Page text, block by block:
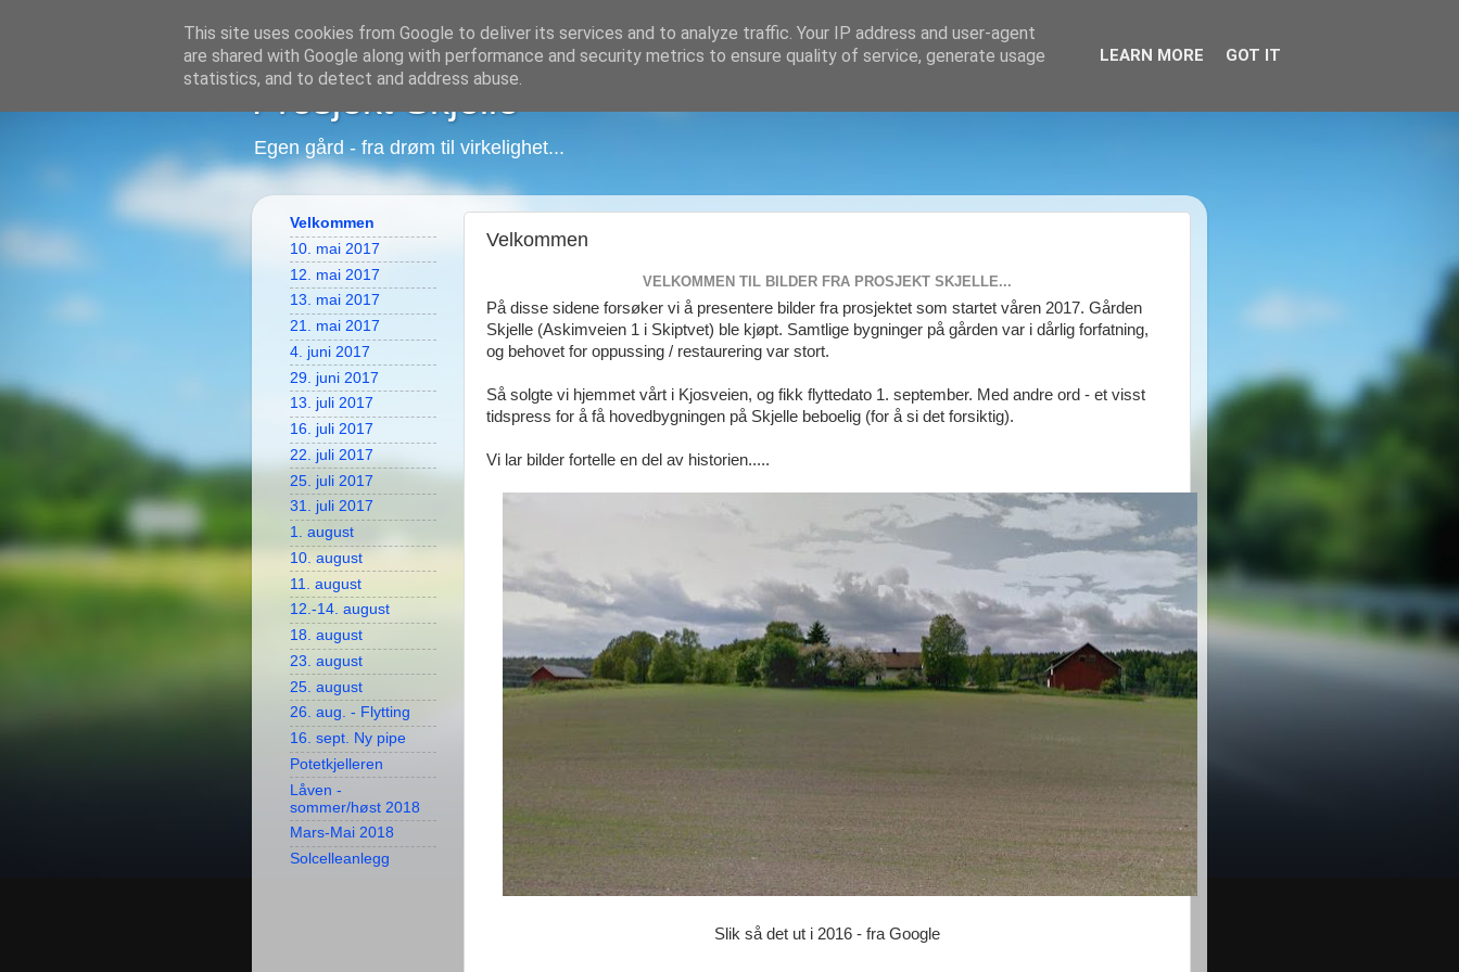
Prosjekt Skjelle
Egen gård - fra drøm til virkelighet...
Velkommen
VELKOMMEN TIL BILDER FRA PROSJEKT SKJELLE...
På disse sidene forsøker vi å presentere bilder fra prosjektet som startet våren 2017. Gården
Skjelle (Askimveien 1 i Skiptvet) ble kjøpt. Samtlige bygninger på gården var i dårlig forfatning,
og behovet for oppussing / restaurering var stort.
Så solgte vi hjemmet vårt i Kjosveien, og fikk flyttedato 1. september. Med andre ord - et visst
tidspress for å få hovedbygningen på Skjelle beboelig (for å si det forsiktig).
Vi lar bilder fortelle en del av historien.....
Slik så det ut i 2016 - fra Google
Velkommen
10. mai 2017
12. mai 2017
13. mai 2017
21. mai 2017
4. juni 2017
29. juni 2017
13. juli 2017
16. juli 2017
22. juli 2017
25. juli 2017
31. juli 2017
1. august
10. august
11. august
12.-14. august
18. august
23. august
25. august
26. aug. - Flytting
16. sept. Ny pipe
Potetkjelleren
Låven -
sommer/høst 2018
Mars-Mai 2018
Solcelleanlegg
This site uses cookies from Google to deliver its services and to analyze traffic. Your IP address and user-agent
are shared with Google along with performance and security metrics to ensure quality of service, generate usage
statistics, and to detect and address abuse.
LEARN MORE GOT IT